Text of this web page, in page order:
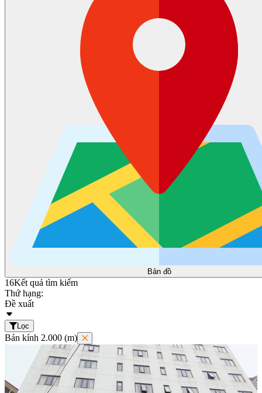
Bản đồ
16Kết quả tìm kiếm
Thứ hạng:
Đề xuất
Lọc
Bán kính 2.000 (m)